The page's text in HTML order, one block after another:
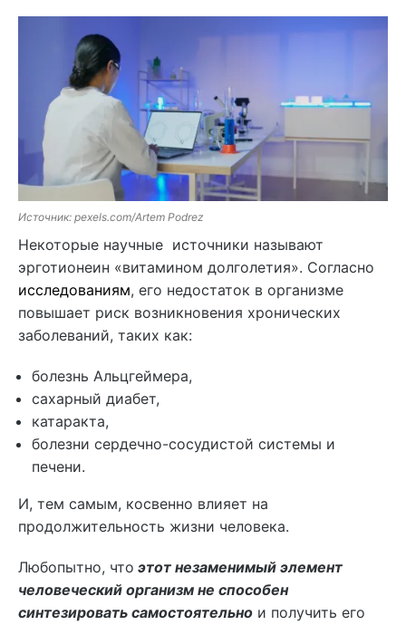
Источник: pexels.com/Artem Podrez
Некоторые научные источники называют
эрготионеин «витамином долголетия». Согласно
исследованиям, его недостаток в организме
повышает риск возникновения хронических
заболеваний, таких как:
болезнь Альцгеймера,
сахарный диабет,
катаракта,
болезни сердечно-сосудистой системы и
печени.
И, тем самым, косвенно влияет на
продолжительность жизни человека.
Любопытно, что этот незаменимый элемент
человеческий организм не способен
синтезировать самостоятельно и получить его